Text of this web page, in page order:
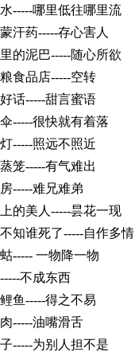
-----哪里低往哪里流
汗药-----存心害人
的泥巴-----随心所欲
食品店-----空转
话-----甜言蜜语
-----很快就有着落
-----照远不照近
笼-----有气难出
-----难兄难弟
的美人-----昙花一现
知谁死了-----自作多情
----- 一物降一物
不成东西
鱼-----得之不易
-----油嘴滑舌
-----为别人担不是